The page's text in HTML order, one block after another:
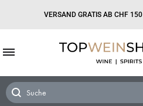
VERSAND GRATIS AB CHF 150